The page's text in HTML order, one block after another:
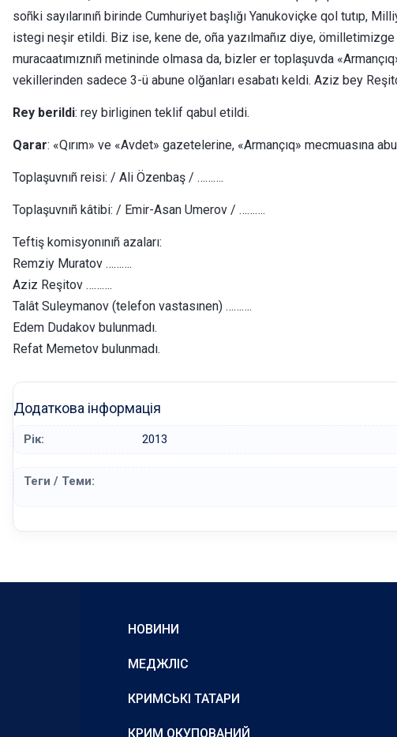
soñki sayılarınıñ birinde Cumhuriyet başlığı Yanukoviçke qol tutıp,
istegi neşir etildi. Biz ise, kene de, oña yazılmañız diye,
muracaatımıznıñ metininde olmasa da, bizler er toplaşuvda
vekillerinden sadece 3-ü abune olğanları esabatı keldi. Aziz bey
Rey berildi: rey birliginen teklif qabul etildi.
Qarar: «Qırım» ve «Avdet» gazetelerine, «Armançıq»
Toplaşuvnıñ reisi: / Ali Özenbaş / ……….
Toplaşuvnıñ kâtibi: / Emir-Asan Umerov / ……….
Teftiş komisyonınıñ azaları:
Remziy Muratov ……….
Aziz Reşitov ……….
Talât Suleymanov (telefon vastasınen) ……….
Edem Dudakov bulunmadı.
Refat Memetov bulunmadı.
Додаткова інформація
Рік: 2013
Теги / Теми:
НОВИНИ
МЕДЖЛІС
КРИМСЬКІ ТАТАРИ
КРИМ ОКУПОВАНИЙ